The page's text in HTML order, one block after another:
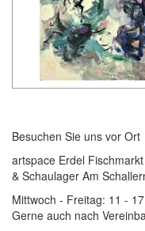
Besuchen Sie uns vor Ort
artspace Erdel
& Schaulager Am
Mittwoch - Freitag: 11 -
Gerne auch nach